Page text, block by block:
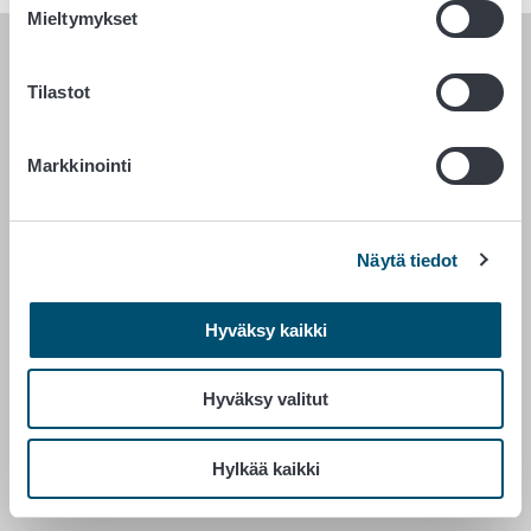
Mieltymykset
Tilastot
Markkinointi
Näytä tiedot
Hyväksy kaikki
Hyväksy valitut
Hylkää kaikki
00027 RUOKAVIRASTO
Yhteystiedot
Saavutettavuusseloste
Evästeasetukset
Vaihde 029 530 0400